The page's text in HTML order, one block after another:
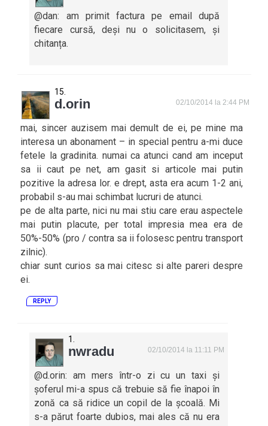
@dan: am primit factura pe email după
fiecare cursă, deși nu o solicitasem, și
chitanța.
d.orin 02/10/2014 la 2:44 PM
mai, sincer auzisem mai demult de ei, pe mine ma
interesa un abonament – in special pentru a-mi duce
fetele la gradinita. numai ca atunci cand am inceput
sa ii caut pe net, am gasit si articole mai putin
pozitive la adresa lor. e drept, asta era acum 1-2 ani,
probabil s-au mai schimbat lucruri de atunci.
pe de alta parte, nici nu mai stiu care erau aspectele
mai putin placute, per total impresia mea era de
50%-50% (pro / contra sa ii folosesc pentru transport
zilnic).
chiar sunt curios sa mai citesc si alte pareri despre
ei.
REPLY
nwradu 02/10/2014 la 11:11 PM
@d.orin: am mers într-o zi cu un taxi și
șoferul mi-a spus că trebuie să fie înapoi în
zonă ca să ridice un copil de la școală. Mi
s-a părut foarte dubios, mai ales că nu era